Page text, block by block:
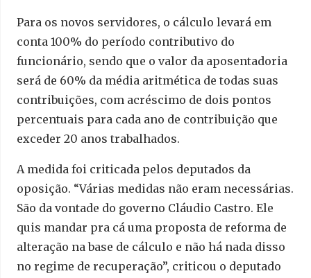
Para os novos servidores, o cálculo levará em
conta 100% do período contributivo do
funcionário, sendo que o valor da aposentadoria
será de 60% da média aritmética de todas suas
contribuições, com acréscimo de dois pontos
percentuais para cada ano de contribuição que
exceder 20 anos trabalhados.
A medida foi criticada pelos deputados da
oposição. “Várias medidas não eram necessárias.
São da vontade do governo Cláudio Castro. Ele
quis mandar pra cá uma proposta de reforma de
alteração na base de cálculo e não há nada disso
no regime de recuperação”, criticou o deputado